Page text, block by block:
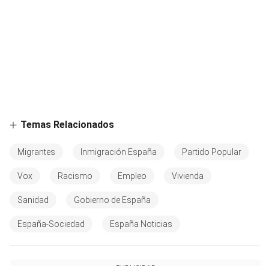
Temas Relacionados
Migrantes Inmigración España Partido Popular
Vox Racismo Empleo Vivienda
Sanidad Gobierno de España
España-Sociedad España Noticias